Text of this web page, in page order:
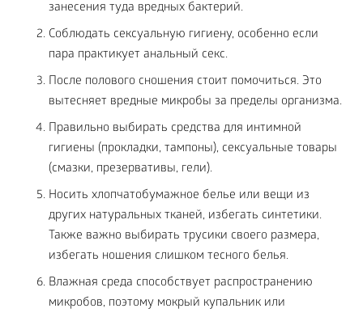
занесения туда вредных бактерий.
Соблюдать сексуальную гигиену, особенно если
пара практикует анальный секс.
После полового сношения стоит помочиться. Это
вытесняет вредные микробы за пределы организма.
Правильно выбирать средства для интимной
гигиены (прокладки, тампоны), сексуальные товары
(смазки, презервативы, гели).
Носить хлопчатобумажное белье или вещи из
других натуральных тканей, избегать синтетики.
Также важно выбирать трусики своего размера,
избегать ношения слишком тесного белья.
Влажная среда способствует распространению
микробов, поэтому мокрый купальник или